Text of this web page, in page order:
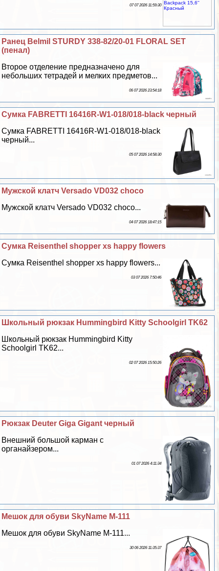
07 07 2026 11:59:30
Ранец Belmil STURDY 338-82/20-01 FLORAL SET
(пенал)
Второе отделение предназначено для
небольших тетрадей и мелких предметов...
06 07 2026 23:54:18
Сумка FABRETTI 16416R-W1-018/018-black черный
Сумка FABRETTI 16416R-W1-018/018-black
черный...
05 07 2026 14:58:30
Мужской клатч Versado VD032 choco
Мужской клатч Versado VD032 choco...
04 07 2026 18:47:15
Сумка Reisenthel shopper xs happy flowers
Сумка Reisenthel shopper xs happy flowers...
03 07 2026 7:50:46
Школьный рюкзак Hummingbird Kitty Schoolgirl TK62
Школьный рюкзак Hummingbird Kitty
Schoolgirl TK62...
02 07 2026 15:50:26
Рюкзак Deuter Giga Gigant черный
Внешний большой карман с
органайзером...
01 07 2026 4:11:34
Мешок для обуви SkyName M-111
Мешок для обуви SkyName M-111...
30 06 2026 11:35:37